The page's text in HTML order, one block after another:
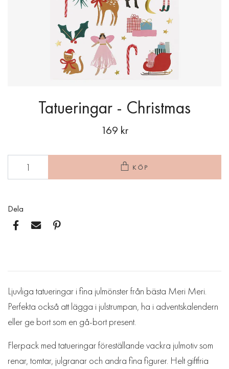
Tatueringar - Christmas
169 kr
KÖP
Dela
Ljuvliga tatueringar i fina julmönster från bästa Meri Meri.
Perfekta också att lägga i julstrumpan, ha i adventskalendern
eller ge bort som en gå-bort present.
Flerpack med tatueringar föreställande vackra julmotiv som
renar, tomtar, julgranar och andra fina figurer. Helt giftfria